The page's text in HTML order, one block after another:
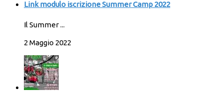
Link modulo iscrizione Summer Camp 2022
Il Summer ...
2 Maggio 2022